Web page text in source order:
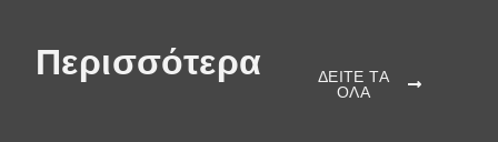
Περισσότερα
ΔΕΙΤΕ ΤΑ
ΟΛΑ